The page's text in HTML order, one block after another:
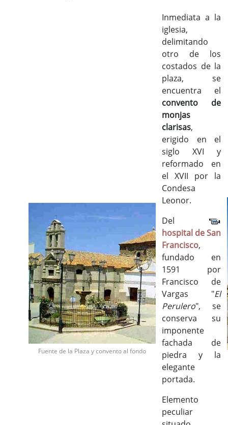
Fuente de la Plaza y convento al fondo
Inmediata a la
iglesia,
delimitando
otro de los
costados de la
plaza, se
encuentra el
convento de
monjas
clarisas,
erigido en el
siglo XVI y
reformado en
el XVII por la
Condesa
Leonor.
Del
hospital de San
Francisco,
fundado en
1591 por
Francisco de
Vargas "El
Perulero", se
conserva su
imponente
fachada de
piedra y la
elegante
portada.
Elemento
peculiar